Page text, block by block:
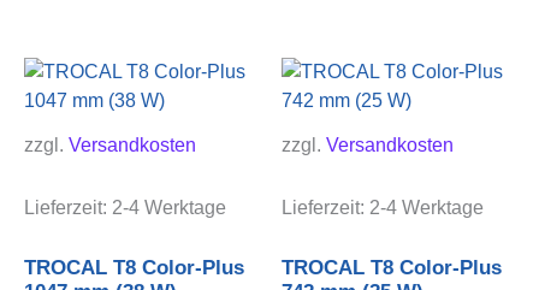
zzgl. Versandkosten
Lieferzeit: 2-4 Werktage
TROCAL T8 Color-Plus
zzgl. Versandkosten
Lieferzeit: 2-4 Werktage
TROCAL T8 Color-Plus